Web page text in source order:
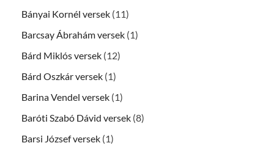
Bányai Kornél versek (11)
Barcsay Ábrahám versek (1)
Bárd Miklós versek (12)
Bárd Oszkár versek (1)
Barina Vendel versek (1)
Baróti Szabó Dávid versek (8)
Barsi József versek (1)